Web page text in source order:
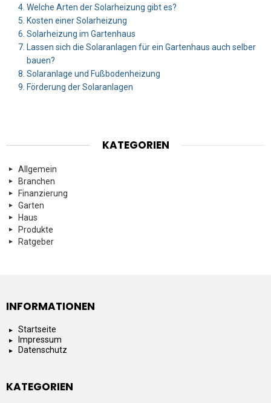
Welche Arten der Solarheizung gibt es?
Kosten einer Solarheizung
Solarheizung im Gartenhaus
Lassen sich die Solaranlagen für ein Gartenhaus auch selber
bauen?
Solaranlage und Fußbodenheizung
Förderung der Solaranlagen
KATEGORIEN
Allgemein
Branchen
Finanzierung
Garten
Haus
Produkte
Ratgeber
INFORMATIONEN
Startseite
Impressum
Datenschutz
KATEGORIEN